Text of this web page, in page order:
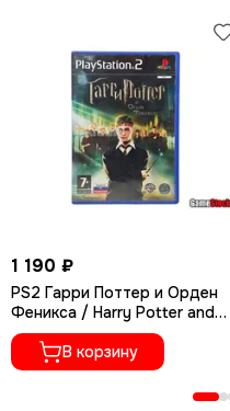
1 190 ₽
PS2 Гарри Поттер и Орден
Феникса / Harry Potter and
Order of the Phoenix (Б/У,
Полностью на русском языке,
SLES-54781)
В корзину